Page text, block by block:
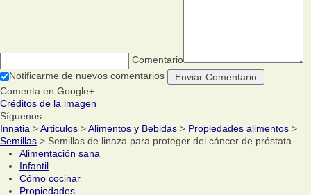
Comentario
Notificarme de nuevos comentarios
Comenta en Google+
Créditos de la imagen
Síguenos
Innatia >Articulos >Alimentos y Bebidas > Propiedades alimentos >
Semillas > Semillas de linaza para proteger del cáncer de próstata
Alimentación sana
Infantil
Cómo cocinar
Propiedades